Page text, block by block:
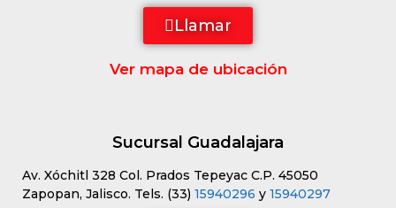
Llamar
Ver mapa de ubicación
Sucursal Guadalajara
Av. Xóchitl 328 Col. Prados Tepeyac C.P. 45050
Zapopan, Jalisco. Tels. (33) 15940296 y 15940297